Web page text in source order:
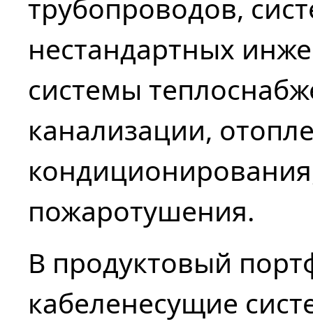
трубопроводов,
нестандартных
системы
канализации,
пожаротушения.
В продуктовый
кабеленесущие